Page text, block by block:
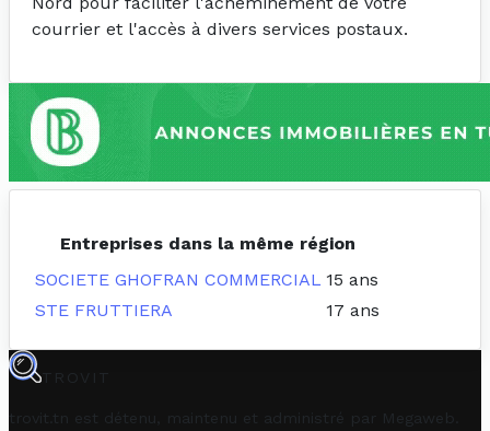
courrier et l'accès à divers services postaux.
Entreprises dans la même région
SOCIETE GHOFRAN COMMERCIAL 15 ans
STE FRUTTIERA
17 ans
TROVIT
trovit.tn est détenu, maintenu et administré par Megaweb